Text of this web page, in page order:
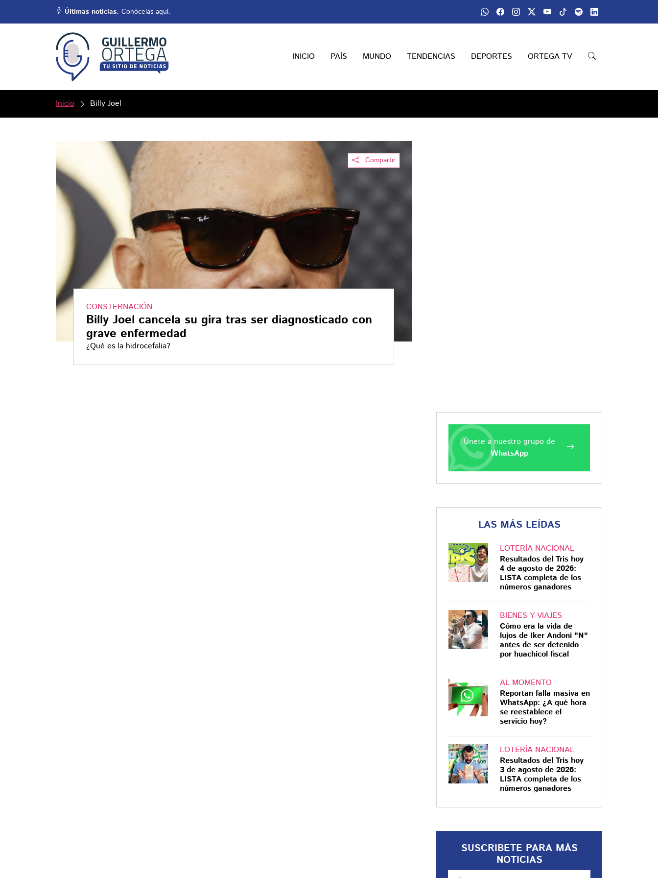
Últimas noticias. Conócelas aquí.
INICIO PAÍS MUNDO TENDENCIAS DEPORTES ORTEGA TV
Inicio Billy Joel
Compartir
CONSTERNACIÓN
Billy Joel cancela su gira tras ser diagnosticado con
grave enfermedad
¿Qué es la hidrocefalia?
Únete a nuestro grupo de
WhatsApp
LAS MÁS LEÍDAS
LOTERÍA NACIONAL
Resultados del Tris hoy
4 de agosto de 2026:
LISTA completa de los
números ganadores
BIENES Y VIAJES
Cómo era la vida de
lujos de Iker Andoni "N"
antes de ser detenido
por huachicol fiscal
AL MOMENTO
Reportan falla masiva en
WhatsApp: ¿A qué hora
se reestablece el
servicio hoy?
LOTERÍA NACIONAL
Resultados del Tris hoy
3 de agosto de 2026:
LISTA completa de los
números ganadores
SUSCRIBETE PARA MÁS
NOTICIAS